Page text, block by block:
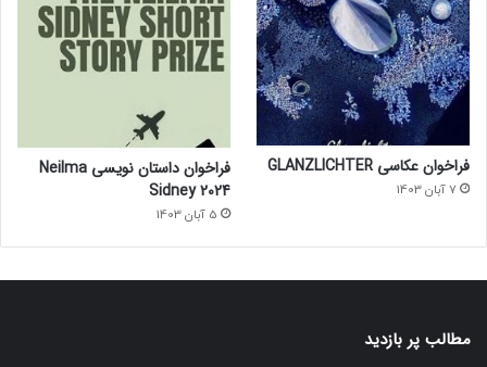
فراخوان عکاسی GLANZLICHTER
7 آبان 1403
فراخوان داستان نویسی Neilma
Sidney 2024
5 آبان 1403
مطالب پر بازدید